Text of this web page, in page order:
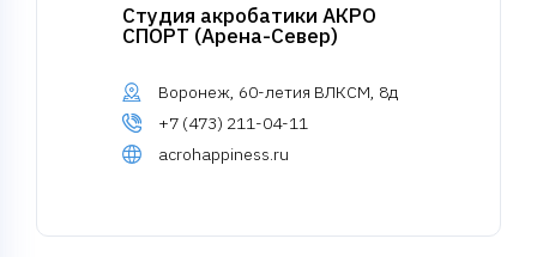
Студия акробатики АКРО
СПОРТ (Арена-Север)
Воронеж, 60-летия ВЛКСМ, 8д
+7 (473) 211-04-11
acrohappiness.ru